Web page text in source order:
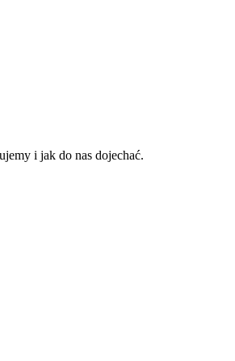
i jak do nas dojechać.